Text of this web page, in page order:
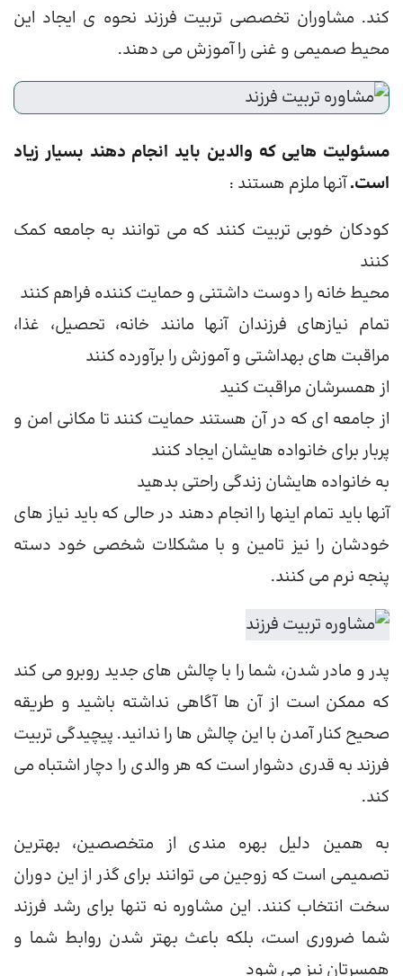
کند. مشاوران تخصصی تربیت فرزند نحوه ی ایجاد این
محیط صمیمی و غنی را آموزش می دهند.
مسئولیت هایی که والدین باید انجام دهند بسیار زیاد
است.آنها ملزم هستند :
کودکان خوبی تربیت کنند که می توانند به جامعه کمک
کنند
محیط خانه را دوست داشتنی و حمایت کننده فراهم کنند
تمام نیازهای فرزندان آنها مانند خانه، تحصیل، غذا،
مراقبت های بهداشتی و آموزش را برآورده کنند
از همسرشان مراقبت کنید
از جامعه ای که در آن هستند حمایت کنند تا مکانی امن و
پربار برای خانواده هایشان ایجاد کنند
به خانواده هایشان زندگی راحتی بدهید
آنها باید تمام اینها را انجام دهند در حالی که باید نیاز های
خودشان را نیز تامین و با مشکلات شخصی خود دسته
پنجه نرم می کنند.
پدر و مادر شدن، شما را با چالش های جدید روبرو می کند
که ممکن است از آن ها آگاهی نداشته باشید و طریقه
صحیح کنار آمدن با این چالش ها را ندانید. پیچیدگی تربیت
فرزند به قدری دشوار است که هر والدی را دچار اشتباه می
کند.
به همین دلیل بهره مندی از متخصصین، بهترین
تصمیمی است که زوجین می توانند برای گذر از این دوران
سخت انتخاب کنند. این مشاوره نه تنها برای رشد فرزند
شما ضروری است، بلکه باعث بهتر شدن روابط شما و
همسرتان نیز می شود